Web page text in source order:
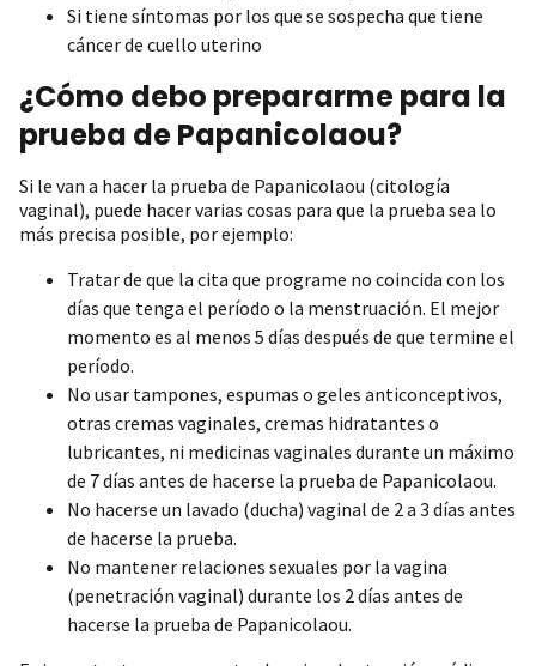
Si tiene síntomas por los que se sospecha que tiene
cáncer de cuello uterino
¿Cómo debo prepararme para la
prueba de Papanicolaou?
Si le van a hacer la prueba de Papanicolaou (citología
vaginal), puede hacer varias cosas para que la prueba sea lo
más precisa posible, por ejemplo:
Tratar de que la cita que programe no coincida con los
días que tenga el período o la menstruación. El mejor
momento es al menos 5 días después de que termine el
período.
No usar tampones, espumas o geles anticonceptivos,
otras cremas vaginales, cremas hidratantes o
lubricantes, ni medicinas vaginales durante un máximo
de 7 días antes de hacerse la prueba de Papanicolaou.
No hacerse un lavado (ducha) vaginal de 2 a 3 días antes
de hacerse la prueba.
No mantener relaciones sexuales por la vagina
(penetración vaginal) durante los 2 días antes de
hacerse la prueba de Papanicolaou.